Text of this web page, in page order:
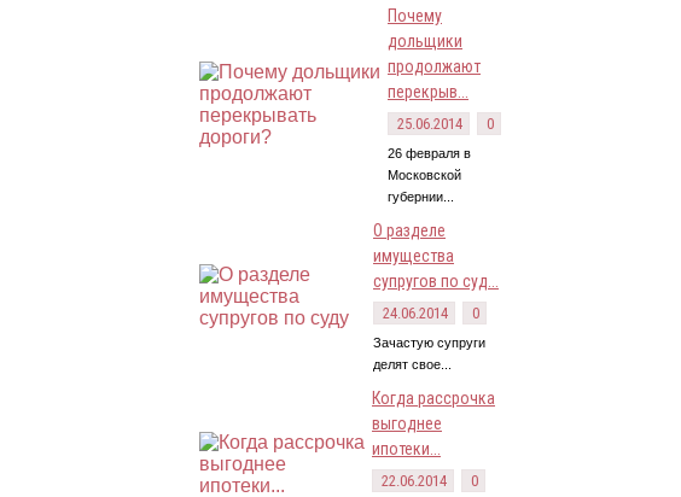
Почему
дольщики
продолжают
перекрыв...
25.06.2014 0
26 февраля в
Московской
губернии...
О разделе
имущества
супругов по суд...
24.06.2014 0
Зачастую супруги
делят свое...
Когда рассрочка
выгоднее
ипотеки...
22.06.2014 0